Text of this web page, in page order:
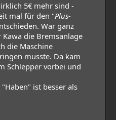
5€ mehr sind -
mal für den "Plus-
War ganz
die Bremsanlage
die Maschine
musste. Da kam
Schlepper vorbei und
ist besser als